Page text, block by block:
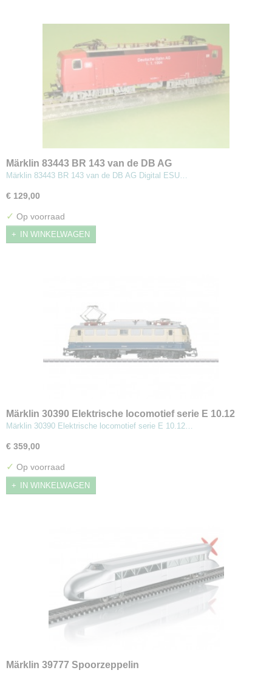
Märklin 83443 BR 143 van de DB AG
Märklin 83443 BR 143 van de DB AG Digital ESU…
€ 129,00
✓ Op voorraad
IN WINKELWAGEN
Märklin 30390 Elektrische locomotief serie E 10.12
Märklin 30390 Elektrische locomotief serie E 10.12…
€ 359,00
✓ Op voorraad
IN WINKELWAGEN
Märklin 39777 Spoorzeppelin